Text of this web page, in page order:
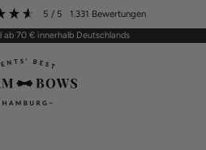
5 / 5 1.331 Bewertungen
ab 70 € innerhalb Deutschlands
BOWS